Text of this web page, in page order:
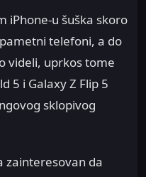
iPhone-u šuška skoro
telefoni, a do
videli, uprkos tome
5 i Galaxy Z Flip 5
sklopivog
zainteresovan da